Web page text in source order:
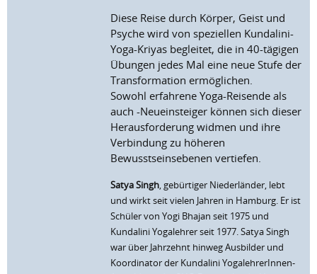
Diese Reise durch Körper, Geist und
Psyche wird von speziellen Kundalini-
Yoga-Kriyas begleitet, die in 40-tägigen
Übungen jedes Mal eine neue Stufe der
Transformation ermöglichen.
Sowohl erfahrene Yoga-Reisende als
auch -Neueinsteiger können sich dieser
Herausforderung widmen und ihre
Verbindung zu höheren
Bewusstseinsebenen vertiefen.
Satya Singh, gebürtiger Niederländer, lebt
und wirkt seit vielen Jahren in Hamburg. Er ist
Schüler von Yogi Bhajan seit 1975 und
Kundalini Yogalehrer seit 1977. Satya Singh
war über Jahrzehnt hinweg Ausbilder und
Koordinator der Kundalini YogalehrerInnen-